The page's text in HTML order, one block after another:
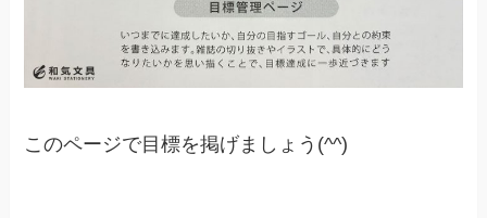
このページで目標を掲げましょう(^^)